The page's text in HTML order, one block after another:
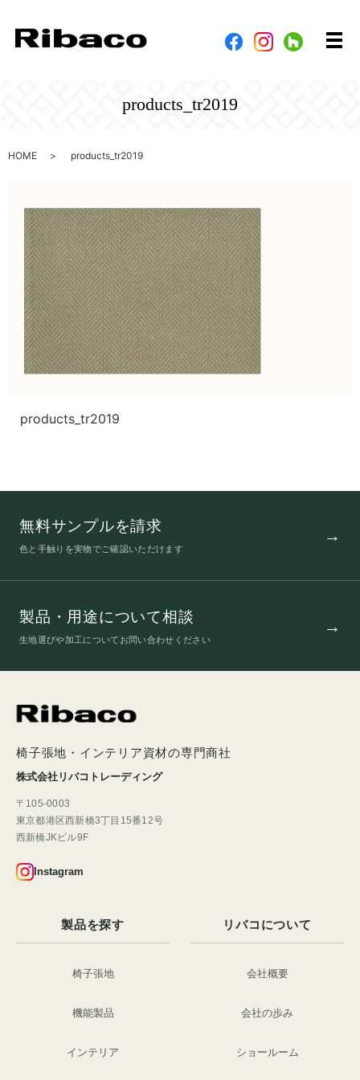
メ
products_tr2019
HOME products_tr2019
products_tr2019
無料サンプルを請求
色と手触りを実物でご確認いただけます
製品・用途について相談
生地選びや加工についてお問い合わせください
椅子張地・インテリア資材の専門商社
株式会社リバコトレーディング
〒105-0003
東京都港区西新橋3丁目15番12号
西新橋JKビル9F
Instagram
製品を探す
椅子張地
機能製品
インテリア
リバコについて
会社概要
会社の歩み
ショールーム